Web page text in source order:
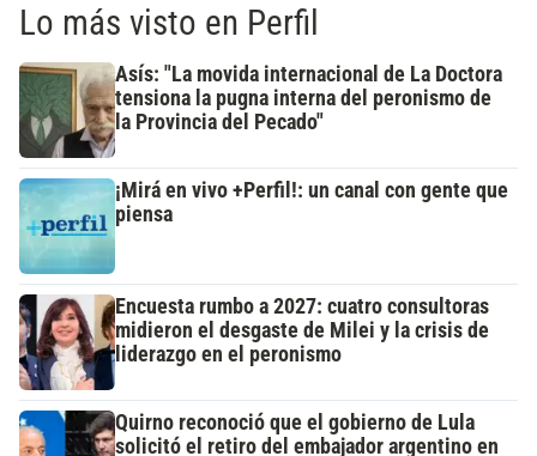
Lo más visto en Perfil
Asís: "La movida internacional de La Doctora
tensiona la pugna interna del peronismo de
la Provincia del Pecado"
¡Mirá en vivo +Perfil!: un canal con gente que
piensa
Encuesta rumbo a 2027: cuatro consultoras
midieron el desgaste de Milei y la crisis de
liderazgo en el peronismo
Quirno reconoció que el gobierno de Lula
solicitó el retiro del embajador argentino en